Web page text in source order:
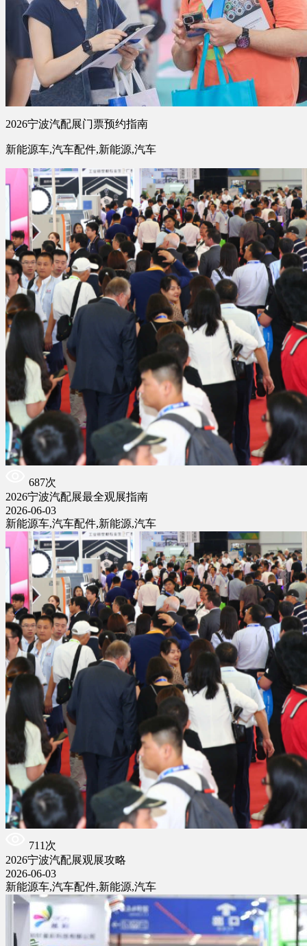
2026宁波汽配展门票预约指南
新能源车,汽车配件,新能源,汽车
687次
2026宁波汽配展最全观展指南
2026-06-03
新能源车,汽车配件,新能源,汽车
711次
2026宁波汽配展观展攻略
2026-06-03
新能源车,汽车配件,新能源,汽车